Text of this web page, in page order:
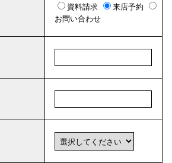
資料請求
来店予約
お問い合わせ